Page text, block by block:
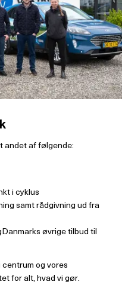
andet af følgende:
i cyklus
samt rådgivning ud fra
øvrige tilbud til
og vores
for alt, hvad vi gør.